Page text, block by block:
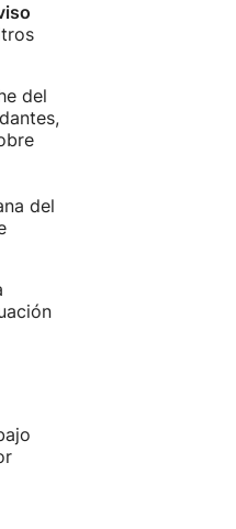
del
del